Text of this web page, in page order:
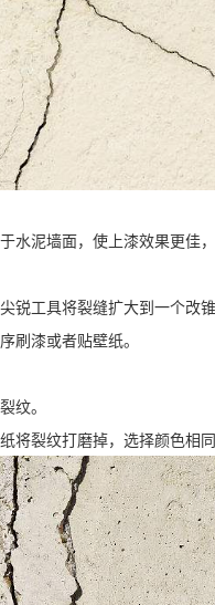
水泥墙面，使上漆效果更佳
锐工具将裂缝扩大到一个改
刷漆或者贴壁纸。
纹。
将裂纹打磨掉，选择颜色相